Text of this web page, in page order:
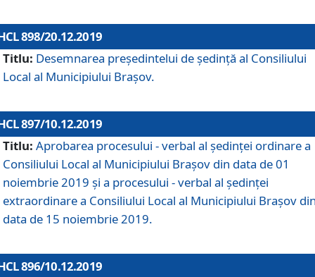
898/20.12.2019
Titlu: Desemnarea preşedintelui de şedinţă al Consiliului
Local al Municipiului Braşov.
897/10.12.2019
Titlu: Aprobarea procesului - verbal al şedinţei ordinare a
Consiliului Local al Municipiului Brașov din data de 01
noiembrie 2019 și a procesului - verbal al ședinței
extraordinare a Consiliului Local al Municipiului Brașov
data de 15 noiembrie 2019.
896/10.12.2019